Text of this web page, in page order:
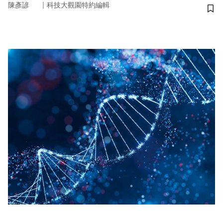
陳彥諺 ｜ 科技大觀園特約編輯
儲